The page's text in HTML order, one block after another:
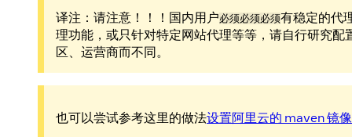
译注：请注意！！！国内用户必须必须必须有稳定的代
理功能，或只针对特定网站代理等等，请自行研究
区、运营商而不同。
也可以尝试参考这里的做法设置阿里云的 maven 镜